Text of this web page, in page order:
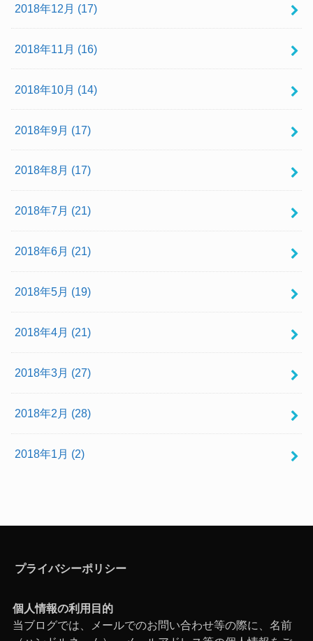
2018年12月 (17)
2018年11月 (16)
2018年10月 (14)
2018年9月 (17)
2018年8月 (17)
2018年7月 (21)
2018年6月 (21)
2018年5月 (19)
2018年4月 (21)
2018年3月 (27)
2018年2月 (28)
2018年1月 (2)
プライバシーポリシー
個人情報の利用目的
当ブログでは、メールでのお問い合わせ等の際に、名前